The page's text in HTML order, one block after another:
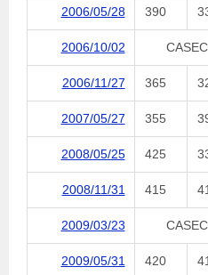
2006/05/28 390
2006/10/02 CASEC
2006/11/27 365
2007/05/27 355
2008/05/25 425
2008/11/31 415
2009/03/23 CASEC
2009/05/31 420